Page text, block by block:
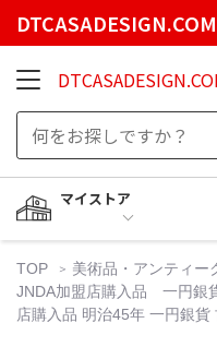
DTCASADESIGN.COM
マイストア
TOP 美術品・アンティー
JNDA加盟店購入品 一円
店購入品 明治45年 一円銀貨